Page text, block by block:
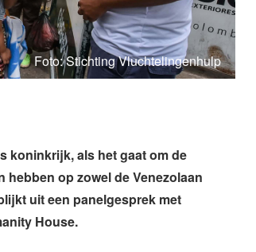
Foto: Stichting Vluchtelingenhulp
koninkrijk, als het gaat om de
hebben op zowel deVenezolaan
uiteen panelgesprek met
House.